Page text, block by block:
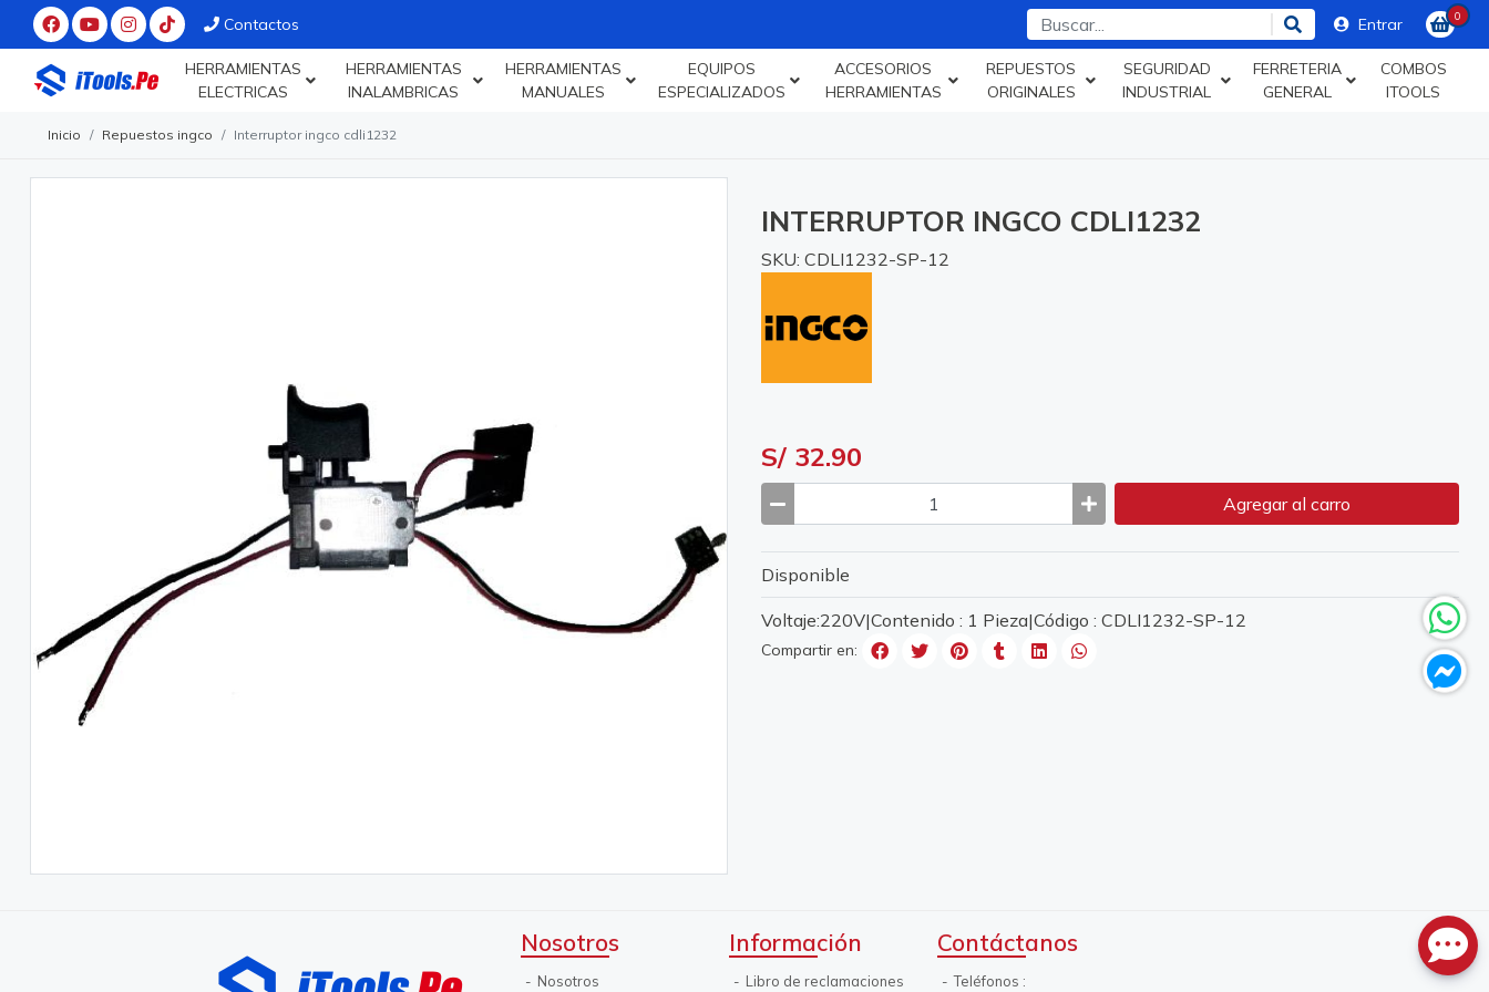
Contactos Entrar 0
HERRAMIENTAS
ELECTRICAS
HERRAMIENTAS
INALAMBRICAS
HERRAMIENTAS
MANUALES
EQUIPOS
ESPECIALIZADOS
ACCESORIOS
HERRAMIENTAS
REPUESTOS
ORIGINALES
SEGURIDAD
INDUSTRIAL
FERRETERIA
GENERAL
COMBOS
ITOOLS
Inicio Repuestos ingco Interruptor ingco cdli1232
INTERRUPTOR INGCO CDLI1232
SKU: CDLI1232-SP-12
S/ 32.90
Agregaral carro
Disponible
Voltaje:220V|Contenido : 1 Pieza|Código : CDLI1232-SP-12
Compartir en:
Nosotros
Nosotros
Información
Libro de reclamaciones
Contáctanos
Teléfonos